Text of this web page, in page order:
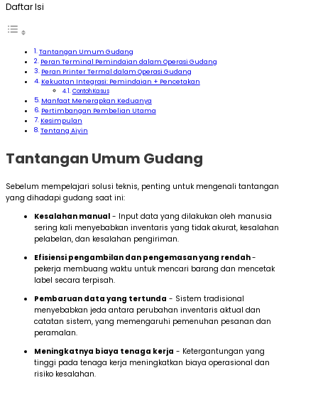
Daftar Isi
Tantangan Umum Gudang
Peran Terminal Pemindaian dalam Operasi Gudang
Peran Printer Termal dalam Operasi Gudang
Kekuatan Integrasi: Pemindaian + Pencetakan
Contoh Kasus
Manfaat Menerapkan Keduanya
Pertimbangan Pembelian Utama
Kesimpulan
Tentang Aiyin
Tantangan Umum Gudang
Sebelum mempelajari solusi teknis, penting untuk mengenali tantangan
yang dihadapi gudang saat ini:
Kesalahan manual - Input data yang dilakukan oleh manusia
sering kali menyebabkan inventaris yang tidak akurat, kesalahan
pelabelan, dan kesalahan pengiriman.
Efisiensi pengambilan dan pengemasan yang rendah-
pekerja membuang waktu untuk mencari barang dan mencetak
label secara terpisah.
Pembaruan data yang tertunda - Sistem tradisional
menyebabkan jeda antara perubahan inventaris aktual dan
catatan sistem, yang memengaruhi pemenuhan pesanan dan
peramalan.
Meningkatnya biaya tenaga kerja - Ketergantungan yang
tinggi pada tenaga kerja meningkatkan biaya operasional dan
risiko kesalahan.